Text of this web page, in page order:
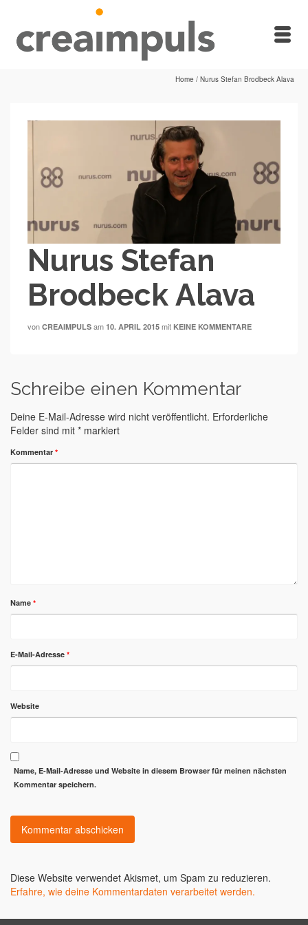
Home / Nurus Stefan Brodbeck Alava
Nurus Stefan
Brodbeck Alava
von CREAIMPULS am 10. APRIL 2015 mit KEINE KOMMENTARE
Schreibe einen Kommentar
Deine E-Mail-Adresse wird nicht veröffentlicht. Erforderliche
Felder sind mit * markiert
Kommentar *
Name *
E-Mail-Adresse *
Website
Name, E-Mail-Adresse und Website in diesem Browser für meinen nächsten
Kommentar speichern.
Diese Website verwendet Akismet, um Spam zu reduzieren.
Erfahre, wie deine Kommentardaten verarbeitet werden.